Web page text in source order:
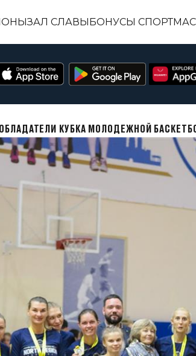
ЗАЛ СЛАВЫБОНУСЫ
КУБКА МОЛОДЕЖНОЙ